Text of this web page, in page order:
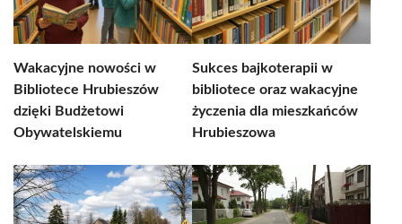
Wakacyjne nowości w
Bibliotece Hrubieszów
dzięki Budżetowi
Obywatelskiemu
Sukces bajkoterapii w
bibliotece oraz wakacyjne
życzenia dla mieszkańców
Hrubieszowa